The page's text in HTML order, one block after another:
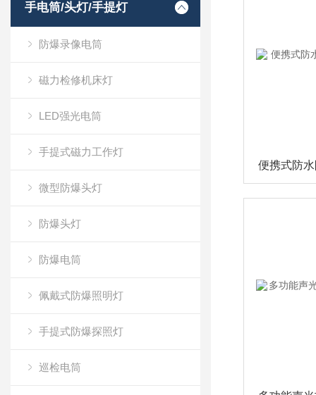
手电筒/头灯/手提灯
防爆录像电筒
磁力检修机床灯
LED强光电筒
手提式磁力工作灯
微型防爆头灯
防爆头灯
防爆电筒
佩戴式防爆照明灯
手提式防爆探照灯
巡检电筒